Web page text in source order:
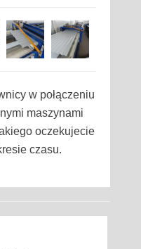
w połączeniu
maszynami
oczekujecie
czasu.